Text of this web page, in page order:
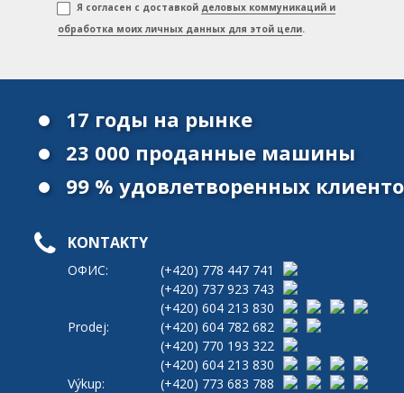
Я согласен с доставкой деловых коммуникаций и
обработка моих личных данных для этой цели.
17 годы на рынке
23 000 проданные машины
99 % удовлетворенных
KONTAKTY
ОФИС: (+420) 778 447 741
(+420) 737 923 743
(+420) 604 213 830
Prodej:
(+420) 604 782 682
(+420) 770 193 322
(+420) 604 213 830
Výkup:
(+420) 773 683 788